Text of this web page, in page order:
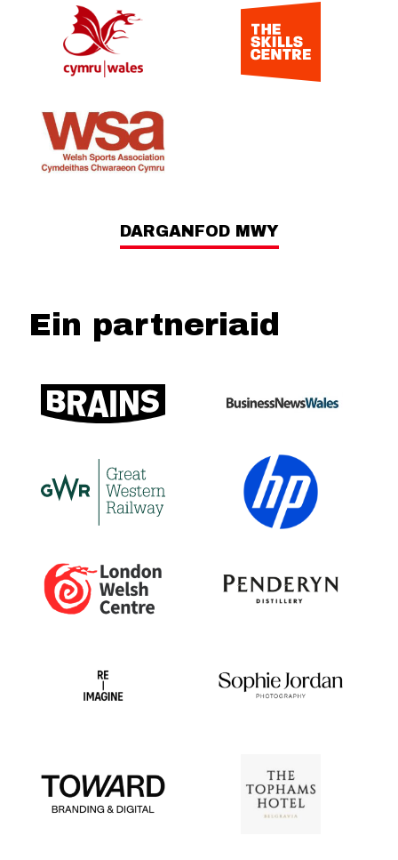
DARGANFOD MWY
Ein partneriaid